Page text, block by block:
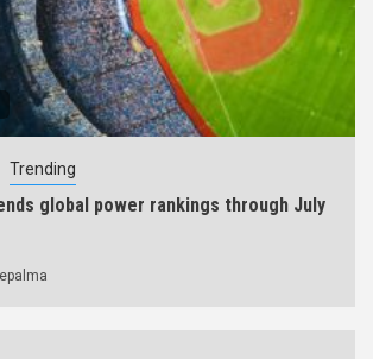
Trending
global power rankings through July
epalma